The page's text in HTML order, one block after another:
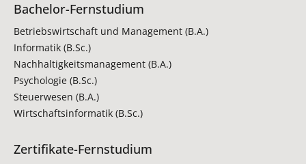
Bachelor-Fernstudium
Betriebswirtschaft und Management (B.A.)
Informatik (B.Sc.)
Nachhaltigkeitsmanagement (B.A.)
Psychologie (B.Sc.)
Steuerwesen (B.A.)
Wirtschaftsinformatik (B.Sc.)
Zertifikate-Fernstudium